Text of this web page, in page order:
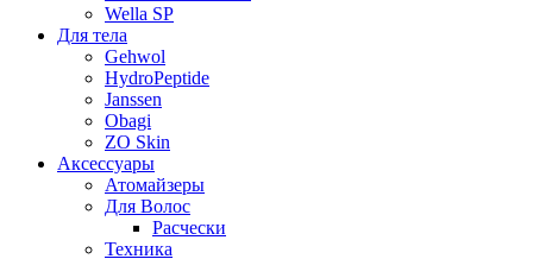
Wella SP
Для тела
Gehwol
HydroPeptide
Janssen
Obagi
ZO Skin
Aксессуары
Атомайзеры
Для Волос
Расчески
Техника